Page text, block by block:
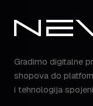
Gradimo digitalne
shopova do
i tehnologija